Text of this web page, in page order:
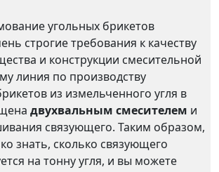
угольных брикетов
строгие требования к качеству
и конструкции смесительной
линия по производству
из измельченного угля в
двухвальным смесителем и
связующего. Таким образом,
знать, сколько связующего
на тонну угля, и вы можете